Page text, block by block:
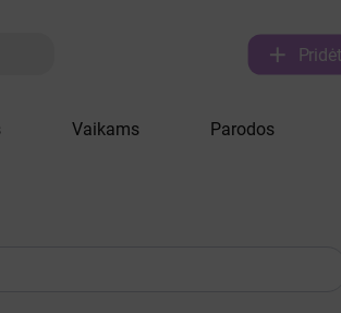

Vaikams Parodos